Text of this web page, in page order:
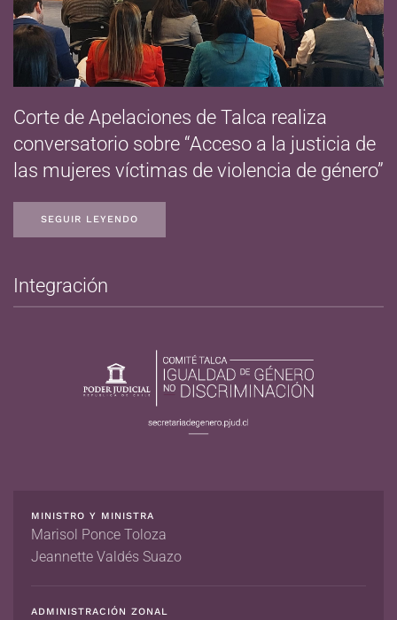
Corte de Apelaciones de Talca realiza
conversatorio sobre “Acceso a la justicia de
las mujeres víctimas de violencia de género”
SEGUIR LEYENDO
Integración
MINISTRO Y MINISTRA
Marisol Ponce Toloza
Jeannette Valdés Suazo
ADMINISTRACIÓN ZONAL